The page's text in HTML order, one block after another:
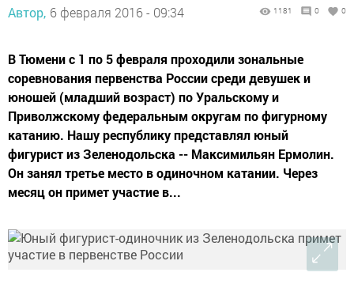
Автор, 6 февраля 2016 - 09:34 1181 0 0
В Тюмени с 1 по 5 февраля проходили зональные
соревнования первенства России среди девушек и
юношей (младший возраст) по Уральскому и
Приволжскому федеральным округам по фигурному
катанию. Нашу республику представлял юный
фигурист из Зеленодольска -- Максимильян Ермолин.
Он занял третье место в одиночном катании. Через
месяц он примет участие в...